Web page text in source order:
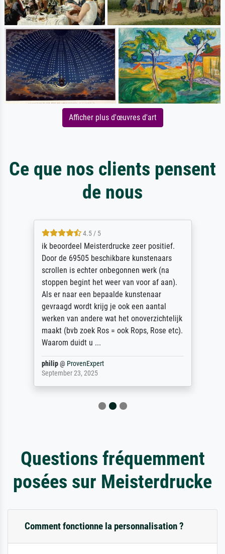
Afficher plus d'œuvres d'art
Ce que nos clients pensent
de nous
4.5 / 5
ik beoordeel Meisterdrucke zeer positief.
Door de 69505 beschikbare kunstenaars
scrollen is echter onbegonnen werk (na
stoppen begint het weer van voor af aan).
Als er naar een bepaalde kunstenaar
gevraagd wordt krijg je ook een aantal
werken van andere wat het onoverzichtelijk
maakt (bvb zoek Ros = ook Rops, Rose etc).
Waarom duidt u ...
philip@ ProvenExpert
September 23, 2025
Questions fréquemment
posées sur Meisterdrucke
Comment fonctionne la personnalisation ?